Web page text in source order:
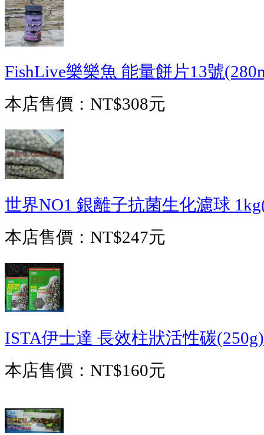
FishLive樂樂魚 能量餅片13號
本店售價： NT$308元
世界NO1 銀離子抗菌生化濾球
本店售價： NT$247元
ISTA伊士達 長效柱狀活性碳(250g)
本店售價： NT$160元